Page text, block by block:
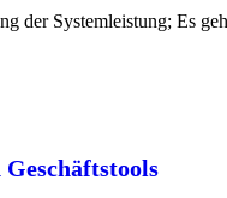
der Systemleistung; Es